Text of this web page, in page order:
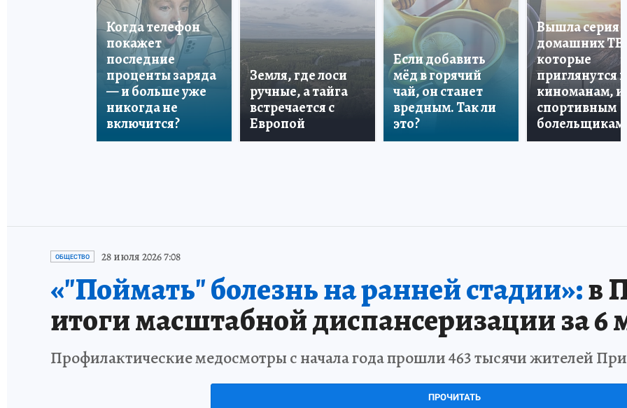
Когда телефон
покажет
последние
проценты заряда
— и больше уже
никогда не
включится?
Земля, где лоси
ручные, а тайга
встречается с
Европой
Если добавить
мёд в горячий
чай, он станет
вредным. Так ли
это?
Вышла серия
домашних ТВ,
которые
приглянутся и
киноманам, и
спортивным
болельщикам
ОБЩЕСТВО 28 июля 2026 7:08
«"Поймать" болезнь на ранней стадии»:в
итоги масштабной диспансеризации за 6
Профилактические медосмотры с начала года прошли 463 тысячи жителей
ПРОЧИТАТЬ